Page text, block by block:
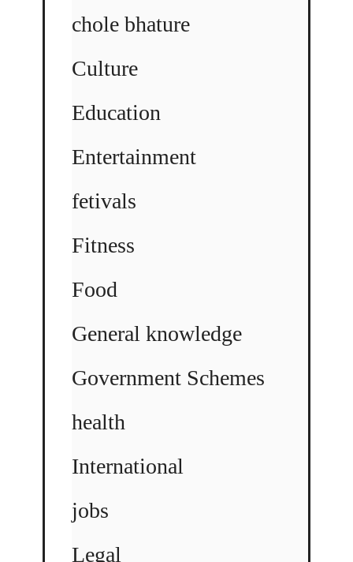
chole bhature
Culture
Education
Entertainment
fetivals
Fitness
Food
General knowledge
Government Schemes
health
International
jobs
Legal